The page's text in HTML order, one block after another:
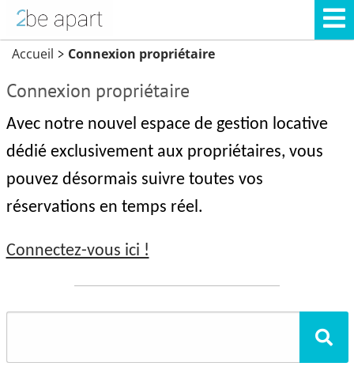
Accueil > Connexion propriétaire
Connexion propriétaire
Avec notre nouvel espace de gestion locative
dédié exclusivement aux propriétaires, vous
pouvez désormais suivre toutes vos
réservations en temps réel.
Connectez-vous ici !